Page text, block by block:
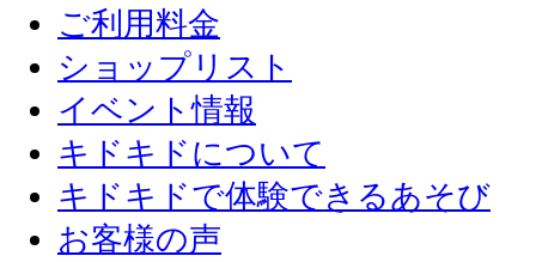
ご利用料金
ショップリスト
イベント情報
キドキドについて
キドキドで体験できるあそび
お客様の声